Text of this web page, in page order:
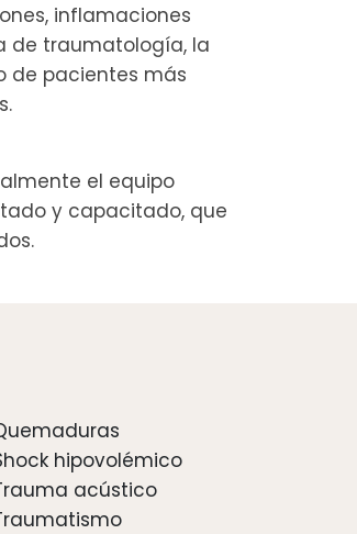
inflamaciones
de traumatología, la
de pacientes más
el equipo
y capacitado, que
hipovolémico
acústico